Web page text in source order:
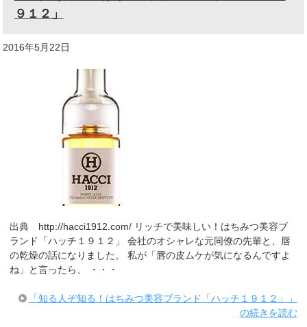
９１２」
2016年5月22日
出典 http://hacci1912.com/ リッチで美味しい！はちみつ美容ブ
ランド「ハッチ１９１２」 会社のオシャレな元同僚の先輩と、唇
の乾燥の話になりました。 私が「唇の皮ムケが気になるんですよ
ね」と言ったら、 ・・・
「知る人ぞ知る！はちみつ美容ブランド「ハッチ１９１２」」
の続きを読む